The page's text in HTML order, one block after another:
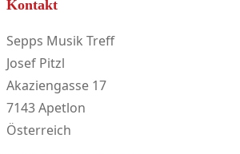
Kontakt
Sepps Musik Treff
Josef Pitzl
Akaziengasse 17
7143 Apetlon
Österreich